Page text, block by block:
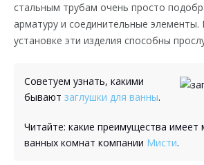
стальным трубам очень просто
арматуру и соединительные элементы.
установке эти изделия способны
Советуем узнать, какими
бывают заглушки для ванны.
Читайте: какие преимущества имеет
ванных комнат компании Мисти.